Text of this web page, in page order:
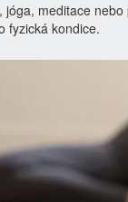
jóga, meditace
fyzická kondice.